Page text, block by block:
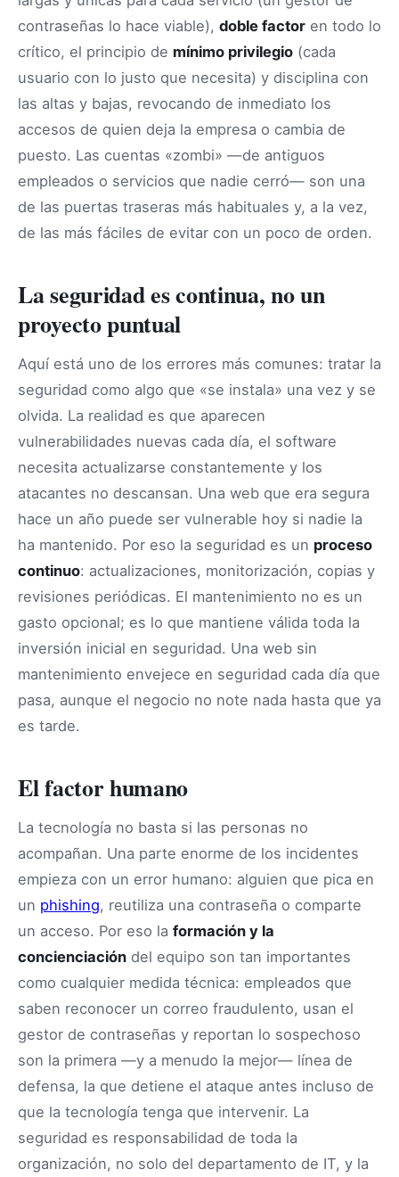
contraseñas lo hace viable), doble factor en todo lo
crítico, el principio de mínimo privilegio (cada
usuario con lo justo que necesita) y disciplina con
las altas y bajas, revocando de inmediato los
accesos de quien deja la empresa o cambia de
puesto. Las cuentas «zombi» —de antiguos
empleados o servicios que nadie cerró— son una
de las puertas traseras más habituales y, a la vez,
de las más fáciles de evitar con un poco de orden.
La seguridad es continua, no un
proyecto puntual
Aquí está uno de los errores más comunes: tratar la
seguridad como algo que «se instala» una vez y se
olvida. La realidad es que aparecen
vulnerabilidades nuevas cada día, el software
necesita actualizarse constantemente y los
atacantes no descansan. Una web que era segura
hace un año puede ser vulnerable hoy si nadie la
ha mantenido. Por eso la seguridad es un proceso
continuo: actualizaciones, monitorización, copias y
revisiones periódicas. El mantenimiento no es un
gasto opcional; es lo que mantiene válida toda la
inversión inicial en seguridad. Una web sin
mantenimiento envejece en seguridad cada día que
pasa, aunque el negocio no note nada hasta que ya
es tarde.
El factor humano
La tecnología no basta si las personas no
acompañan. Una parte enorme de los incidentes
empieza con un error humano: alguien que pica en
un phishing, reutiliza una contraseña o comparte
un acceso. Por eso la formación y la
concienciación del equipo son tan importantes
como cualquier medida técnica: empleados que
saben reconocer un correo fraudulento, usan el
gestor de contraseñas y reportan lo sospechoso
son la primera —y a menudo la mejor— línea de
defensa, la que detiene el ataque antes incluso de
que la tecnología tenga que intervenir. La
seguridad es responsabilidad de toda la
organización, no solo del departamento de IT, y la